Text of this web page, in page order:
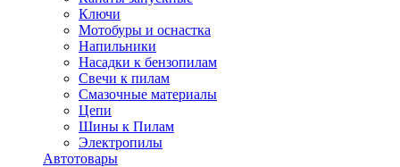
Ключи
Мотобуры и оснастка
Напильники
Насадки к бензопилам
Свечи к пилам
Смазочные материалы
Цепи
Шины к Пилам
Электропилы
Автотовары